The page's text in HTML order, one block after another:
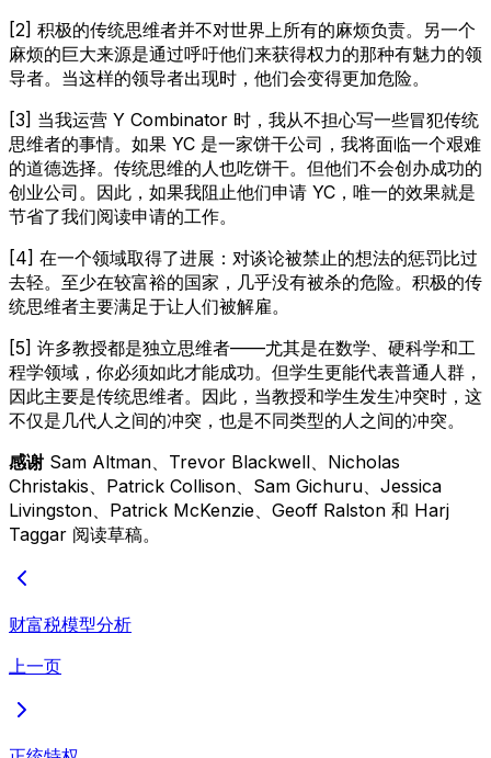
[2] 积极的传统思维者并不对世界上所有的麻烦负责。另一个
麻烦的巨大来源是通过呼吁他们来获得权力的那种有魅力的领
导者。当这样的领导者出现时，他们会变得更加危险。
[3] 当我运营 Y Combinator 时，我从不担心写一些冒犯传统
思维者的事情。如果 YC 是一家饼干公司，我将面临一个艰难
的道德选择。传统思维的人也吃饼干。但他们不会创办成功的
创业公司。因此，如果我阻止他们申请 YC，唯一的效果就是
节省了我们阅读申请的工作。
[4] 在一个领域取得了进展：对谈论被禁止的想法的惩罚比过
去轻。至少在较富裕的国家，几乎没有被杀的危险。积极的传
统思维者主要满足于让人们被解雇。
[5] 许多教授都是独立思维者——尤其是在数学、硬科学和工
程学领域，你必须如此才能成功。但学生更能代表普通人群，
因此主要是传统思维者。因此，当教授和学生发生冲突时，这
不仅是几代人之间的冲突，也是不同类型的人之间的冲突。
感谢 Sam Altman、Trevor Blackwell、Nicholas
Christakis、Patrick Collison、Sam Gichuru、Jessica
Livingston、Patrick McKenzie、Geoff Ralston 和 Harj
Taggar 阅读草稿。
财富税模型分析
上一页